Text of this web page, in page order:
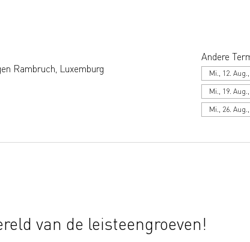
Rambruch, Luxemburg
Andere
Mi., 12.
Mi., 19.
Mi., 26.
van de leisteengroeven!